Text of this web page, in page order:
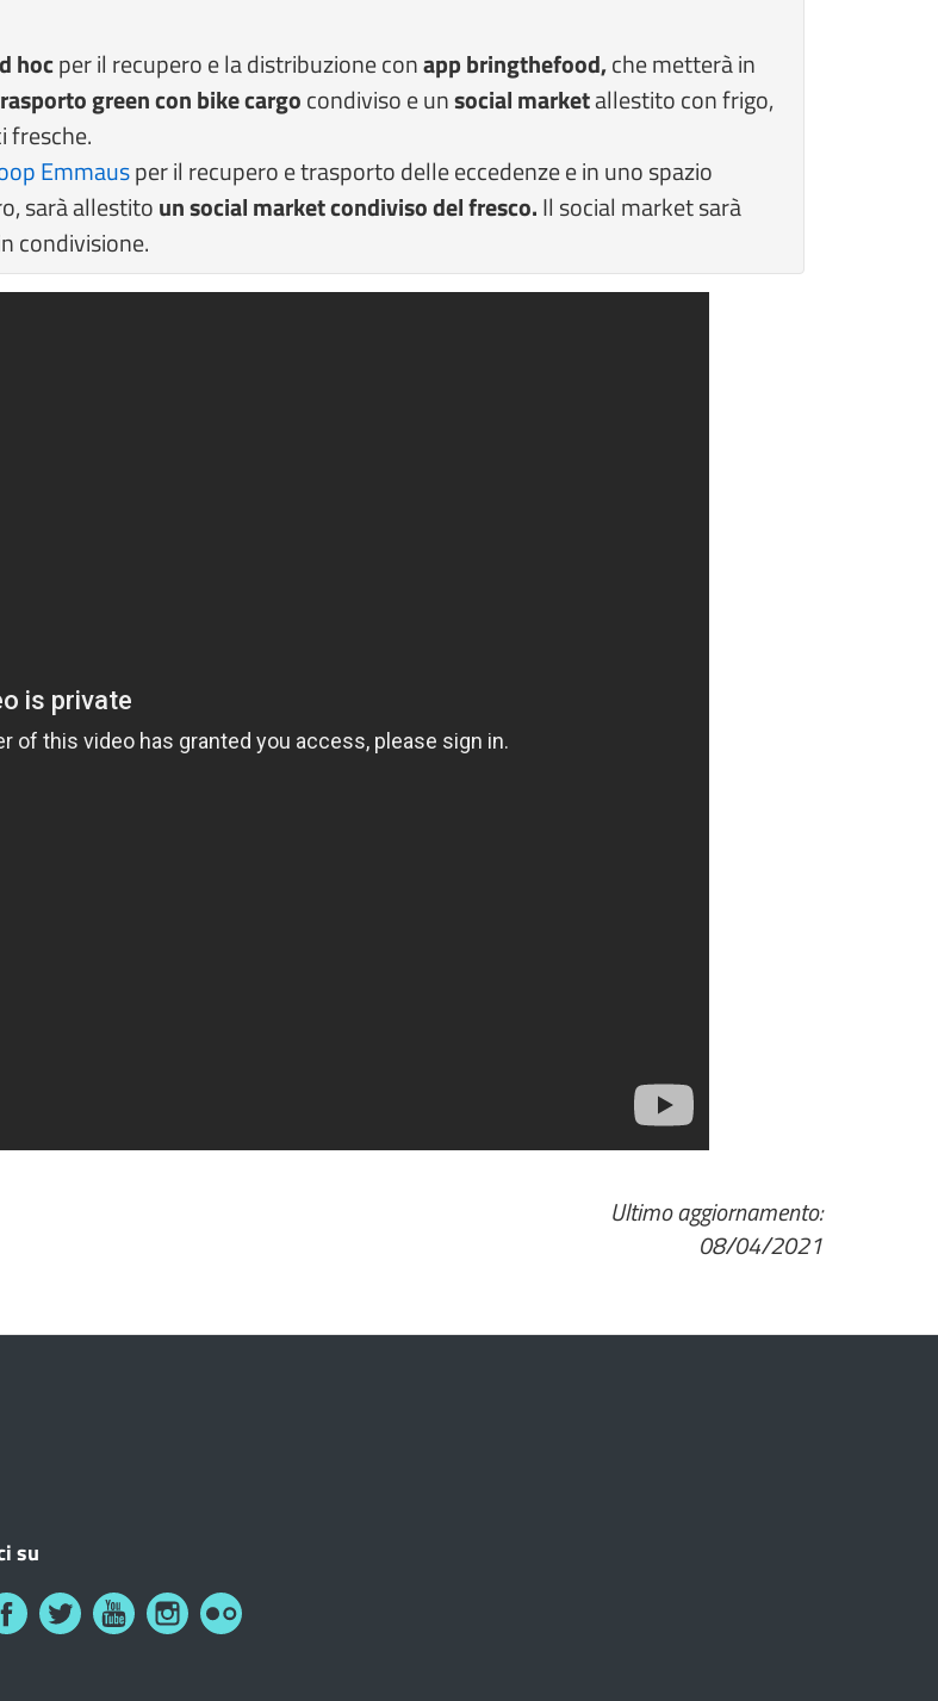
hocper il recupero e la distribuzione conapp bringthefood,che metterà in
green con bike cargocondiviso e unsocial marketallestito con frigo,
fresche.
Emmausper il recupero e trasporto delle eccedenze e in uno spazio
sarà allestitoun social market condiviso del fresco.Il social market sarà
condivisione.
Ultimo aggiornamento:
08/04/2021
su